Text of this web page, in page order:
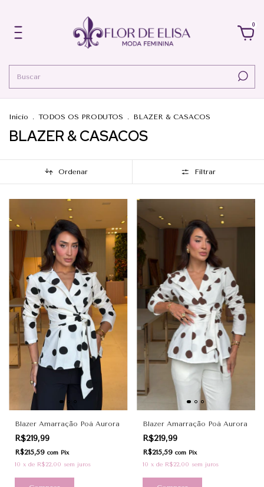
0
Início . TODOS OS PRODUTOS . BLAZER & CASACOS
BLAZER & CASACOS
Ordenar Filtrar
Blazer Amarração Poá Aurora
R$219,99
R$215,59 com Pix
10 x de R$22,00 sem juros
Blazer Amarração Poá Aurora
R$219,99
R$215,59 com Pix
10 x de R$22,00 sem juros